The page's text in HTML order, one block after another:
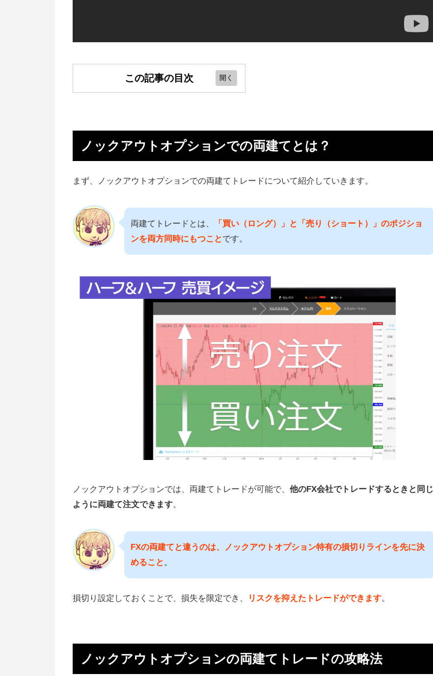
この記事の目次
ノックアウトオプションの両建てト
ノックアウトオプション両建てのお
ノックアウトオプションで両建てす
る際の注意点
ノックアウトオプションなら
【まとめ】両建てトレードで利益を
狙える
ノックアウトオプションでの両建てとは？
まず、ノックアウトオプションでの両建てトレードについて紹介していきます。
両建てトレードとは、
「買い（ロング）」と「売り（ショート）」のポジショ
ンを両方同時にもつことです。
ノックアウトオプションでは、両建てトレードが可能で、 他のFX会社でトレードするときと同じ
ように両建て注文できます。
FXの両建てと違うのは、ノックアウトオプション特有の損切りラインを先に決
めること。
損切り設定しておくことで、損失を限定でき、 リスクを抑えたトレードができます。
ノックアウトオプションの両建てトレードの攻略法